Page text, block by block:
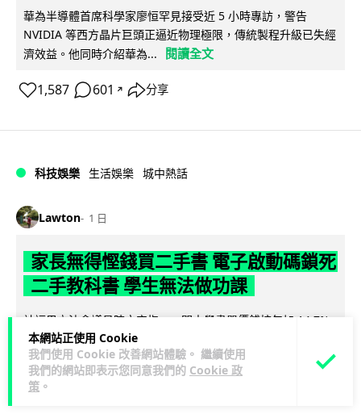
本網站正使用 Cookie
我們使用 Cookie 改善網站體驗。 繼續使用
我們的網站即表示您同意我們的 Cookie 政
策 。
華為半導體首席科學家廖恒罕見接受近 5 小時專訪，警告
NVIDIA 等西方晶片巨頭正逼近物理極限，傳統製程升級已失經
濟效益。他同時介紹華為...
閱讀全文
1,587 601 ↗ 分享
科技娛樂 生活娛樂 城中熱話
Lawton 1 日
家長無得慳錢買二手書 電子啟動碼鎖死
二手教科書 學生無法做功課
社福界立法會議員陳文宜指，一間中學書單價錢按年加 14.7%
遠超通漲，令家長難以負擔。而且電子教材啟動碼這項設計，
令學生無法完成功課，二手... 閱讀全文
975